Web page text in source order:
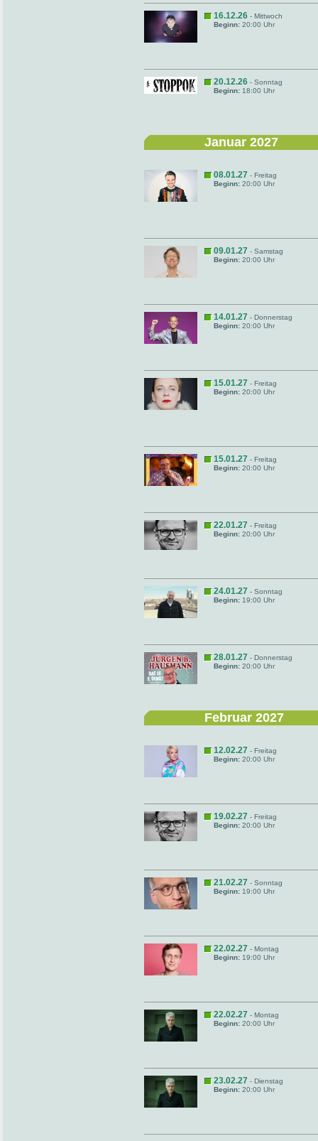
16.12.26 - Mittwoch
Beginn: 20:00 Uhr
20.12.26 - Sonntag
Beginn: 18:00 Uhr
Januar 2027
08.01.27 - Freitag
Beginn: 20:00 Uhr
09.01.27 - Samstag
Beginn: 20:00 Uhr
14.01.27 - Donnerstag
Beginn: 20:00 Uhr
15.01.27 - Freitag
Beginn: 20:00 Uhr
15.01.27 - Freitag
Beginn: 20:00 Uhr
22.01.27 - Freitag
Beginn: 20:00 Uhr
24.01.27 - Sonntag
Beginn: 19:00 Uhr
28.01.27 - Donnerstag
Beginn: 20:00 Uhr
Februar 2027
12.02.27 - Freitag
Beginn: 20:00 Uhr
19.02.27 - Freitag
Beginn: 20:00 Uhr
21.02.27 - Sonntag
Beginn: 19:00 Uhr
22.02.27 - Montag
Beginn: 19:00 Uhr
22.02.27 - Montag
Beginn: 20:00 Uhr
23.02.27 - Dienstag
Beginn: 20:00 Uhr